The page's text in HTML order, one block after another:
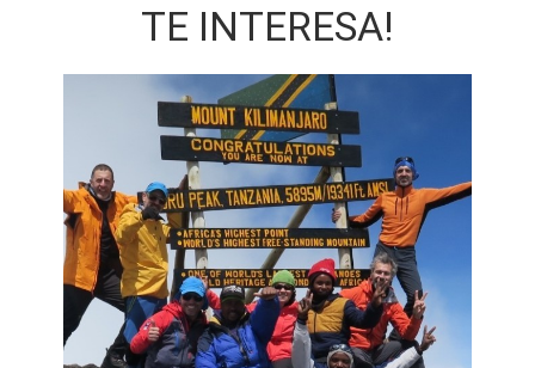
TE INTERESA!